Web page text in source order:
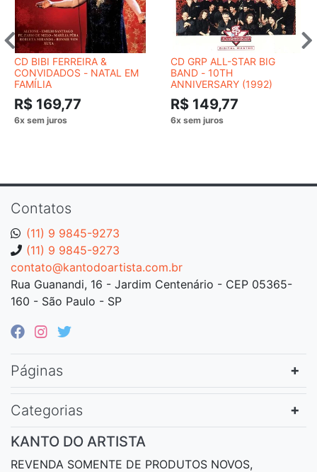
CD BIBI FERREIRA &
CONVIDADOS - NATAL EM
FAMÍLIA
R$ 169,77
CD GRP ALL-STAR BIG
BAND - 10TH
ANNIVERSARY (1992)
R$ 149,77
Contatos
(11) 9 9845-9273
(11) 9 9845-9273
contato@kantodoartista.com.br
Rua Guanandi, 16 - Jardim Centenário - CEP 05365-
160 - São Paulo - SP
Páginas
Categorias
KANTO DO ARTISTA
REVENDA SOMENTE DE PRODUTOS NOVOS,